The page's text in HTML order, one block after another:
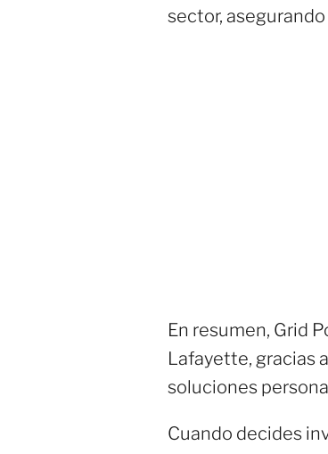
sector,
En resumen, Grid
Lafayette, gracias
soluciones
Cuando decides